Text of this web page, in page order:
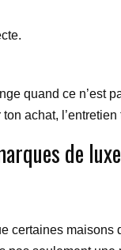
quand ce
achat,
de